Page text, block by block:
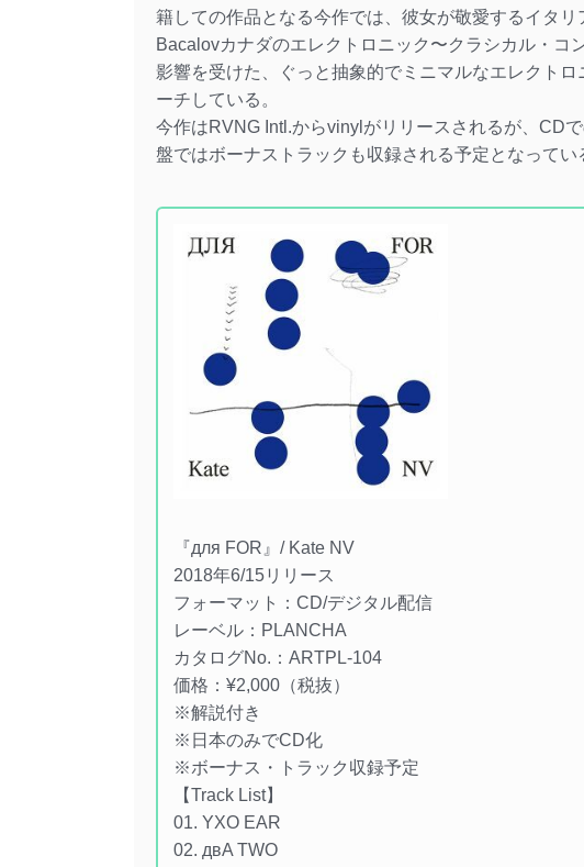
籍しての作品となる今作では、彼女が敬愛するイタ
Bacalovカナダのエレクトロニック〜クラシカル・コ
影響を受けた、ぐっと抽象的でミニマルなエレクト
ーチしている。
今作はRVNG Intl.からvinylがリリースされるが、CD
盤ではボーナストラックも収録される予定となってい
『для FOR』/ Kate NV
2018年6/15リリース
フォーマット：CD/デジタル配信
レーベル：PLANCHA
カタログNo.：ARTPL-104
価格：¥2,000（税抜）
※解説付き
※日本のみでCD化
※ボーナス・トラック収録予定
【Track List】
01. YXO EAR
02. двA TWO